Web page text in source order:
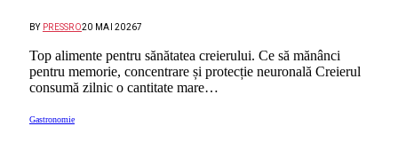
BY PRESSRO20 MAI 20267
Top alimente pentru sănătatea creierului. Ce să mănânci
pentru memorie, concentrare și protecție neuronală Creierul
consumă zilnic o cantitate mare…
Gastronomie